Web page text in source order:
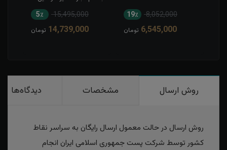
8,052,000 19٪
6,545,000 تومان
15,495,000 5٪
14,739,000 تومان
روش ارسال مشخصات دیدگاه‌ها
روش ارسال در حالت معمول ارسال رایگان به سراسر نقاط
کشور توسط شرکت پست جمهوری اسلامی ایران انجام